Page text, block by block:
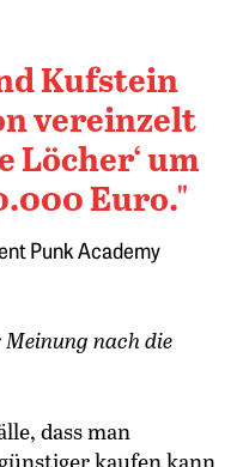
­Kufstein
vereinzelt
­Löcher‘ um
Euro.
Punk Academy
nach die
dass man
kaufen kann